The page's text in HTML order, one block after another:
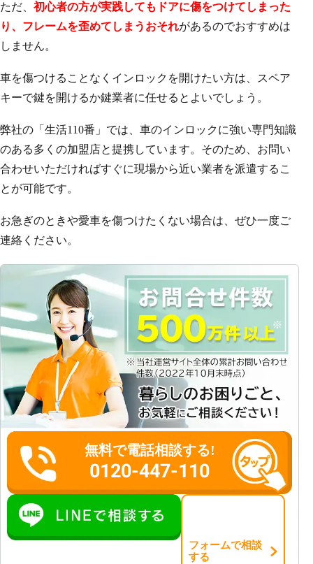
ただ、 初心者の方が実践してもドアに傷をつけてしまった
り、フレームを歪めてしまうおそれがあるのでおすすめは
しません。
車を傷つけることなくインロックを開けたい方は、スペア
キーで鍵を開けるか鍵業者に任せるとよいでしょう。
弊社の「生活110番」では、車のインロックに強い専門知識
のある多くの加盟店と提携しています。そのため、お問い
合わせいただければすぐに現場から近い業者を派遣するこ
とが可能です。
お急ぎのときや愛車を傷つけたくない場合は、ぜひ一度ご
連絡ください。
無料で電話相談する!
0120-447-110
フォームで相談
する